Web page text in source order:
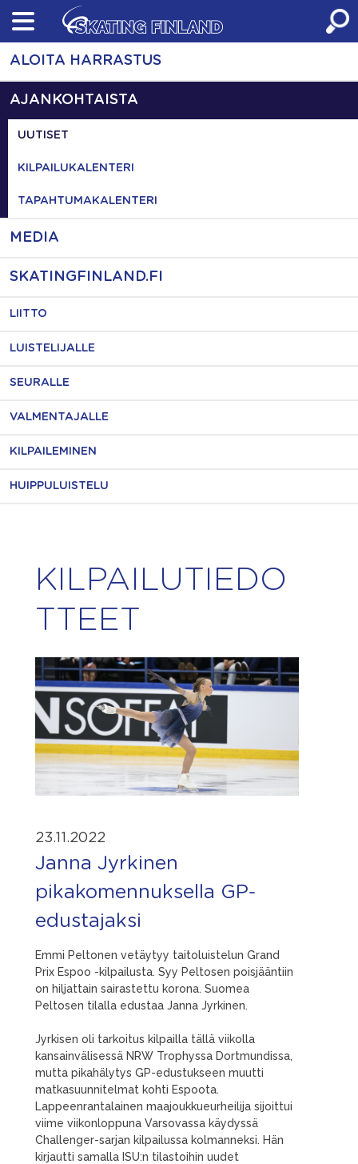
Skip
content
ALOITA HARRASTUS
AJANKOHTAISTA
UUTISET
KILPAILUKALENTERI
TAPAHTUMAKALENTERI
MEDIA
SKATINGFINLAND.FI
LIITTO
LUISTELIJALLE
SEURALLE
VALMENTAJALLE
KILPAILEMINEN
HUIPPULUISTELU
KILPAILUTIEDO
TTEET
23.11.2022
Janna Jyrkinen
pikakomennuksella GP-
edustajaksi
Emmi Peltonen vetäytyy taitoluistelun Grand
Prix Espoo -kilpailusta. Syy Peltosen poisjääntiin
on hiljattain sairastettu korona. Suomea
Peltosen tilalla edustaa Janna Jyrkinen.
Jyrkisen oli tarkoitus kilpailla tällä viikolla
kansainvälisessä NRW Trophyssa Dortmundissa,
mutta pikahälytys GP-edustukseen muutti
matkasuunnitelmat kohti Espoota.
Lappeenrantalainen maajoukkueurheilija sijoittui
viime viikonloppuna Varsovassa käydyssä
Challenger-sarjan kilpailussa kolmanneksi. Hän
kirjautti samalla ISU:n tilastoihin uudet